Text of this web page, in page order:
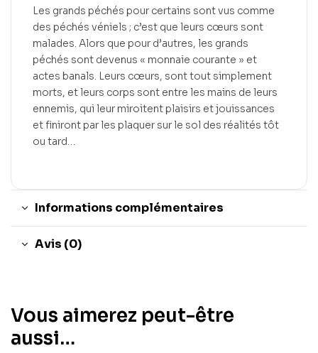
Les grands péchés pour certains sont vus comme
des péchés véniels ; c’est que leurs cœurs sont
malades. Alors que pour d’autres, les grands
péchés sont devenus « monnaie courante » et
actes banals. Leurs cœurs, sont tout simplement
morts, et leurs corps sont entre les mains de leurs
ennemis, qui leur miroitent plaisirs et jouissances
et finiront par les plaquer sur le sol des réalités tôt
ou tard…
Informations complémentaires
Avis (0)
Vous aimerez peut-être
aussi…